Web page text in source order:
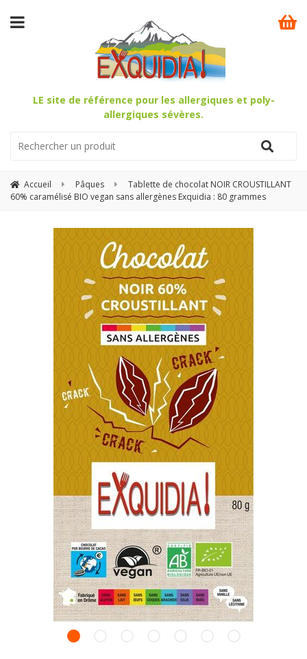
LE site de référence pour les allergiques et poly-
allergiques sévères.
Accueil Pâques
Tablette de chocolat NOIR CROUSTILLANT
60% caramélisé BIO vegan sans allergènes Exquidia : 80 grammes